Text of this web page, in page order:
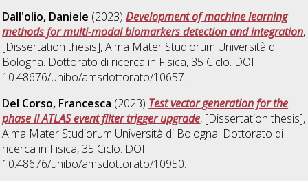
Dall'olio, Daniele (2023)Development of machine learning
methods for multi-modal biomarkers detection and integration,
[Dissertation thesis], Alma Mater Studiorum Università di
Bologna. Dottorato di ricerca in Fisica, 35 Ciclo. DOI
10.48676/unibo/amsdottorato/10657.
Del Corso, Francesca (2023) Test vector generation for the
phase II ATLAS event filter trigger upgrade, [Dissertation thesis],
Alma Mater Studiorum Università di Bologna. Dottorato di
ricerca in Fisica, 35 Ciclo. DOI
10.48676/unibo/amsdottorato/10950.